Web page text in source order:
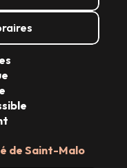
de Saint-Malo